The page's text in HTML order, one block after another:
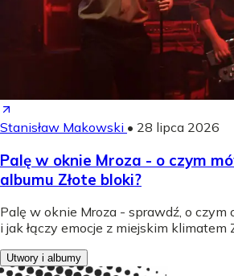
Stanisław Makowski • 28 lipca 2026
Palę w oknie Mroza - o czym
albumu Złote bloki?
Palę w oknie Mroza - sprawdź, o czym
i jak łączy emocje z miejskim klimatem
Utwory i albumy